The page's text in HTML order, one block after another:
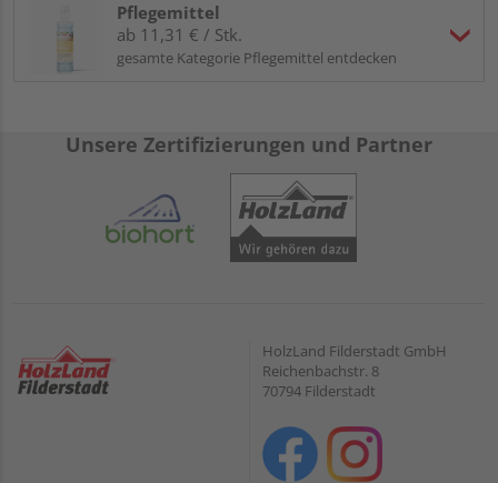
Pflegemittel
ab 11,31 € / Stk.
gesamte Kategorie Pflegemittel entdecken
Unsere Zertifizierungen und Partner
HolzLand Filderstadt GmbH
Reichenbachstr. 8
70794 Filderstadt